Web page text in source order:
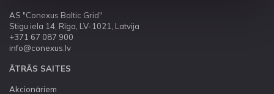
AS "Conexus Baltic Grid"
Stigu iela 14, Rīga, LV-1021, Latvija
+371 67 087 900
info@conexus.lv
ĀTRĀS SAITES
Akcionāriem